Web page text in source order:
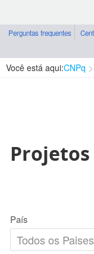
Perguntas frequentes
Você está aqui:CNPq
Projetos
País